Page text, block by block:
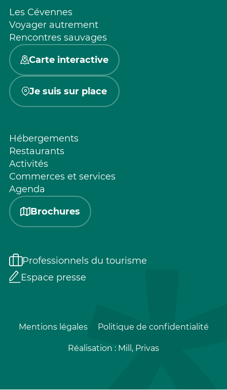
Les Cévennes
Voyager autrement
Rencontres sauvages
Carte interactive
Je suis sur place
Hébergements
Restaurants
Activités
Commerces et services
Agenda
Brochures
Professionnels du tourisme
Espace presse
Mentions légales Politique de confidentialité
Réalisation : Mill, Privas